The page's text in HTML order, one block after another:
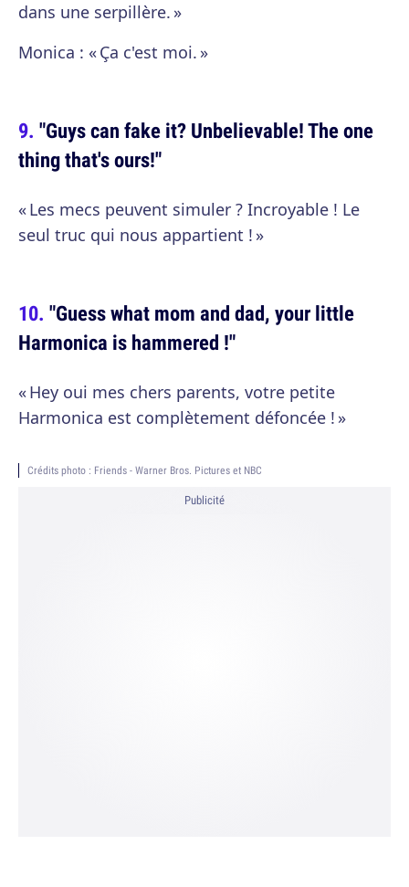
dans une serpillère. »
Monica : « Ça c'est moi. »
"Guys can fake it? Unbelievable! The one
thing that's ours!"
« Les mecs peuvent simuler ? Incroyable ! Le
seul truc qui nous appartient ! »
"Guess what mom and dad, your little
Harmonica is hammered !"
« Hey oui mes chers parents, votre petite
Harmonica est complètement défoncée ! »
Crédits photo : Friends - Warner Bros. Pictures et NBC
Publicité